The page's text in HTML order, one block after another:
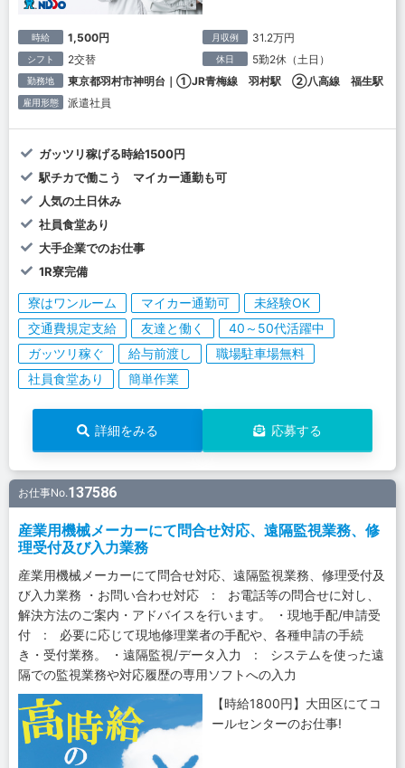
時給 1,500円 月収例 31.2万円
シフト 2交替 休日 5勤2休（土日）
勤務地 東京都羽村市神明台｜①JR青梅線 羽村駅 ②八高線 福生駅
雇用形態 派遣社員
ガッツリ稼げる時給1500円
駅チカで働こう マイカー通勤も可
人気の土日休み
社員食堂あり
大手企業でのお仕事
1R寮完備
寮はワンルーム マイカー通勤可
未経験OK
交通費規定支給
友達と働く
40～50代活躍中
ガッツリ稼ぐ
給与前渡し
職場駐車場無料
社員食堂あり
簡単作業
詳細をみる 応募する
お仕事No.137586
産業用機械メーカーにて問合せ対応、遠隔監視業務、修
理受付及び入力業務
産業用機械メーカーにて問合せ対応、遠隔監視業務、修理受付及
び入力業務 ・お問い合わせ対応 : お電話等の問合せに対し、
解決方法のご案内・アドバイスを行います。 ・現地手配/申請受
付 : 必要に応じて現地修理業者の手配や、各種申請の手続
き・受付業務。 ・遠隔監視/データ入力 : システムを使った遠
隔での監視業務や対応履歴の専用ソフトへの入力
【時給1800円】大田区にてコ
ールセンターのお仕事!